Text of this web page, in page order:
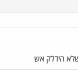
הידלק אש